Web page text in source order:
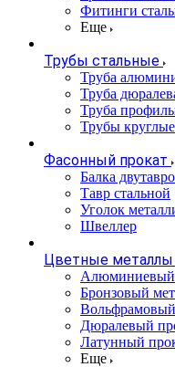
Фитинги
Еще
Трубы стальные
Труба
Труба
Труба
Трубы круглые
Фасонный прокат
Балка
Тавр стальной
Уголок
Швеллер
Цветные металлы
Алюминиевый
Бронзовый
Дюралевый
Латунный
Еще